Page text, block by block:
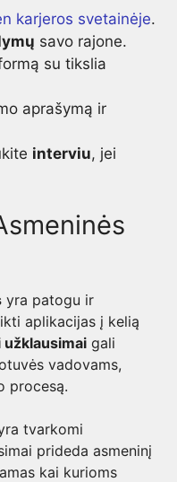
karjeros svetainėje.
savo rajone.
su tikslia
aprašymą ir
interviu, jei
yra patogu ir
aplikacijas į kelią
užklausimai gali
vadovams,
procesą.
tvarkomi
prideda asmeninį
kai kurioms